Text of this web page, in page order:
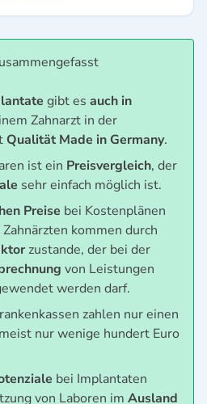
gibt es auch in
Zahnarzt in der
Qualität Made in Germany.
ist ein Preisvergleich, der
sehr einfach möglich ist.
Preise bei Kostenplänen
kommen durch
zustande, der bei der
von Leistungen
werden darf.
zahlen nur einen
nur wenige hundert Euro
bei Implantaten
von Laboren im Ausland